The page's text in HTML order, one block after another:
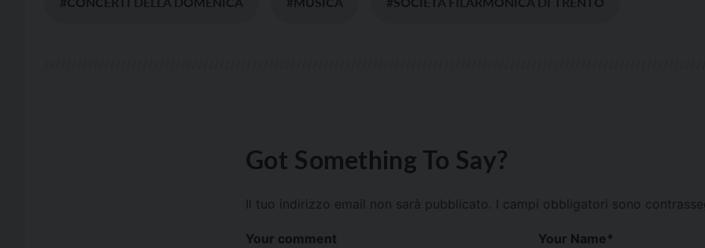
Got Something To Say?
Il tuo indirizzo email non sarà pubblicato. I campi obbligatori sono
Your comment Your Name*